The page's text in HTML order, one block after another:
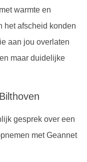
warmte en
het afscheid konden
aan jou overlaten
maar duidelijke
gesprek over een
met Geannet